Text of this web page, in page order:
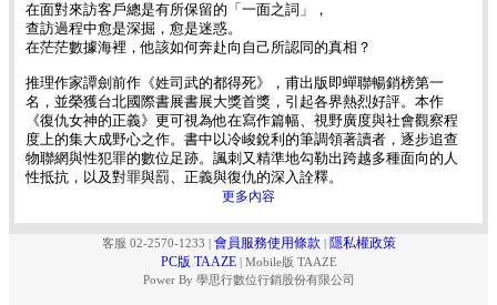
在面對來訪客戶總是有所保留的「一面之詞」，
查訪過程中愈是深掘，愈是迷惑。
在茫茫數據海裡，他該如何奔赴向自己所認同的真相？
推理作家譚劍前作《姓司武的都得死》，甫出版即蟬聯暢銷榜第一
名，並榮獲台北國際書展書展大獎首獎，引起各界熱烈好評。本作
《復仇女神的正義》更可視為他在寫作篇幅、視野廣度與社會觀察程
度上的集大成野心之作。書中以冷峻銳利的筆調領著讀者，逐步追查
物聯網與性犯罪的數位足跡。諷刺又精準地勾勒出跨越多種面向的人
性抵抗，以及對罪與罰、正義與復仇的深入詮釋。
更多內容
客服 02-2570-1233 | 會員服務使用條款 | 隱私權政策
PC版 TAAZE | Mobile版 TAAZE
Power By 學思行數位行銷股份有限公司